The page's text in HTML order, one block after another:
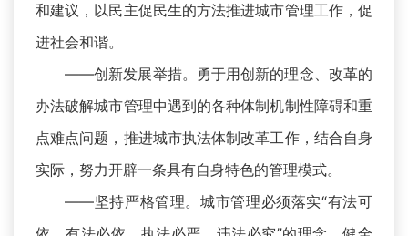
和建议，以民主促民生的方法推进城市管理工作，促
进社会和谐。
——创新发展举措。勇于用创新的理念、改革的
办法破解城市管理中遇到的各种体制机制性障碍和重
点难点问题，推进城市执法体制改革工作，结合自身
实际，努力开辟一条具有自身特色的管理模式。
——坚持严格管理。城市管理必须落实“有法可